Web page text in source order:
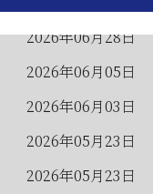
2026年06月28日
2026年06月05日
2026年06月03日
2026年05月23日
2026年05月23日